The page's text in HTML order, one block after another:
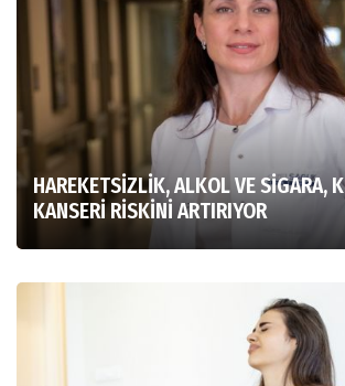
HAREKETSİZLİK, ALKOL VE SİGARA,
KANSERİ RİSKİNİ ARTIRIYOR